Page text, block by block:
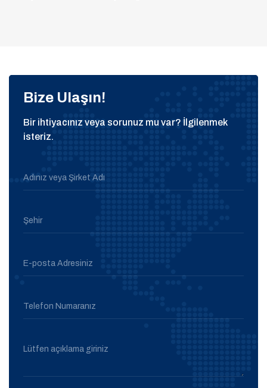
Bize Ulaşın!
Bir ihtiyacınız veya sorunuz mu var? İlgilenmek
isteriz.
Adınız veya Şirket Adı
Şehir
E-posta Adresiniz
Telefon Numaranız
Lütfen açıklama giriniz